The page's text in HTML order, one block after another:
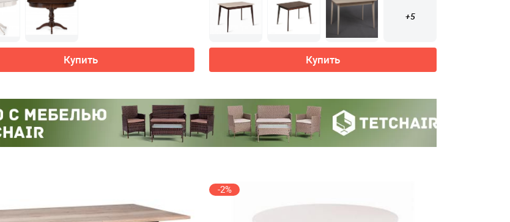
Купить
+5
Купить
-2%